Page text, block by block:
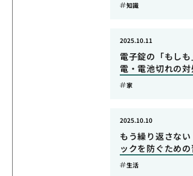
知識
電子錠の「もし
電・電池切れの対
2025.10.11
家
もう繰り返さな
ックを防ぐための
2025.10.10
生活